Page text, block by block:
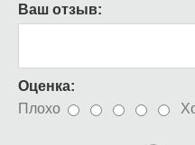
Ваш отзыв:
Оценка:
Плохо